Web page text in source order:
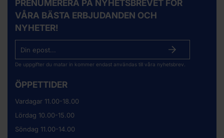
PRENUMERERA PÅ NYHETSBREVET FÖR
VÅRA BÄSTA ERBJUDANDEN OCH
NYHETER!
De uppgifter du matar in kommer endast användas till våra nyhetsbrev.
ÖPPETTIDER
Vardagar 11.00-18.00
Lördag 10.00-15.00
Söndag 11.00-14.00